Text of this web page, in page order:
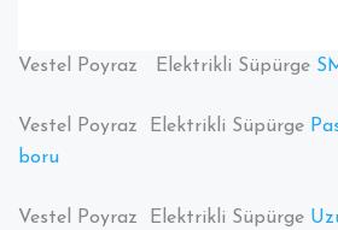
Vestel Poyraz Elektrikli Süpürge
Vestel Poyraz Elektrikli Süpürge
boru
Vestel Poyraz Elektrikli Süpürge